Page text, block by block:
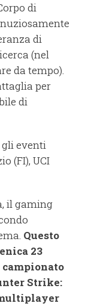
di
di
(nel
da tempo).
per
di
eventi
(FI), UCI
il gaming
Questo
23
Strike: